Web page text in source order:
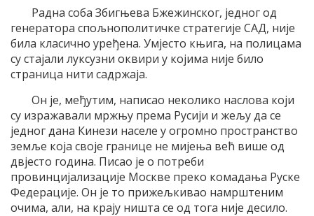
Радна соба Збигњева Бжежинског, једног од
генератора спољнополитичке стратегије САД, није
била класично уређена. Умјесто књига, на полицама
су стајали луксузни оквири у којима није било
страница нити садржаја.
Он је, међутим, написао неколико наслова који
су изражавали мржњу према Русији и жељу да се
једног дана Кинези населе у огромно пространство
земље која своје границе не мијења већ више од
двјесто година. Писао је о потреби
провинцијализације Москве преко комадања Руске
Федерације. Он је то прижељкивао намрштеним
очима, али, на крају ништа се од тога није десило.